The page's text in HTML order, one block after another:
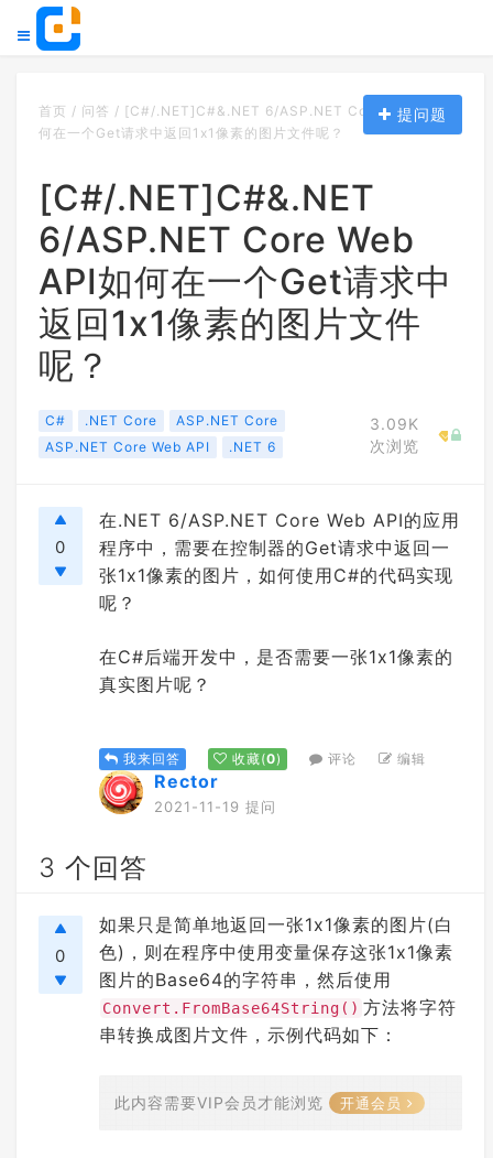
提问题
首页 / 问答 / [C#/.NET]C#&.NET 6/ASP.NET Core Web API如
何在一个Get请求中返回1x1像素的图片文件呢？
[C#/.NET]C#&.NET
6/ASP.NET Core Web
API如何在一个Get请求中
返回1x1像素的图片文件
呢？
C# .NET Core
ASP.NET Core
ASP.NET Core Web API
.NET 6
3.09K
次浏览
0
在.NET 6/ASP.NET Core Web API的应用
程序中，需要在控制器的Get请求中返回一
张1x1像素的图片，如何使用C#的代码实现
呢？
在C#后端开发中，是否需要一张1x1像素的
真实图片呢？
我来回答 收藏(0) 评论 编辑
Rector
2021-11-19 提问
3 个回答
0
如果只是简单地返回一张1x1像素的图片(白
色)，则在程序中使用变量保存这张1x1像素
图片的Base64的字符串，然后使用
Convert.FromBase64String() 方法将字符
串转换成图片文件，示例代码如下：
此内容需要VIP会员才能浏览 开通会员